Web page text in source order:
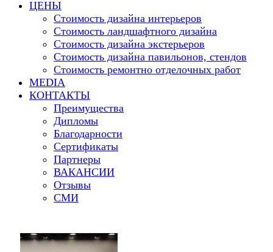
ЦЕНЫ
Стоимость дизайна интерьеров
Стоимость ландшафтного дизайна
Стоимость дизайна экстерьеров
Стоимость дизайна павильонов, стендов
Стоимость ремонтно отделочных работ
MEDIA
КОНТАКТЫ
Преимущества
Дипломы
Благодарности
Сертификаты
Партнеры
ВАКАНСИИ
Отзывы
СМИ